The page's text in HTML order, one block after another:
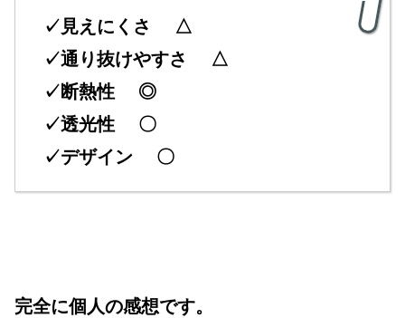
✓見えにくさ △
✓通り抜けやすさ △
✓断熱性 ◎
✓透光性 〇
✓デザイン 〇
完全に個人の感想です。